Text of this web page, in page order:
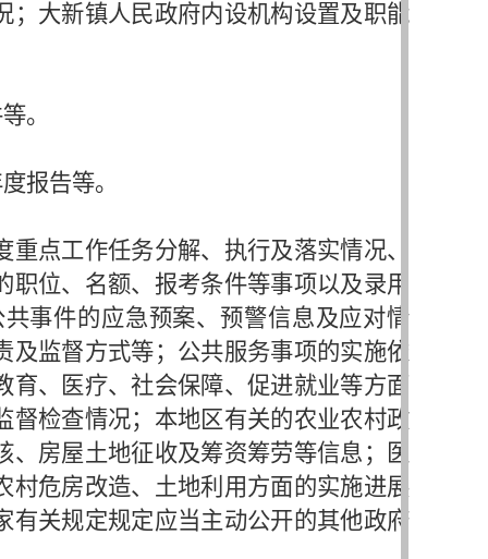
；大新镇人民政府内设机构设置及职能
。
报告等。
点工作任务分解、执行及落实情况、
位、名额、报考条件等事项以及录用
事件的应急预案、预警信息及应对情
及监督方式等；公共服务事项的实施依
、医疗、社会保障、促进就业等方面
督检查情况；本地区有关的农业农村政
房屋土地征收及筹资筹劳等信息；医
村危房改造、土地利用方面的实施进展
有关规定规定应当主动公开的其他政府